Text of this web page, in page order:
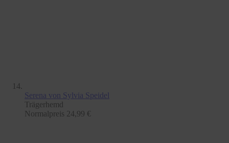
Serena von Sylvia Speidel
Trägerhemd
Normalpreis 24,99 €